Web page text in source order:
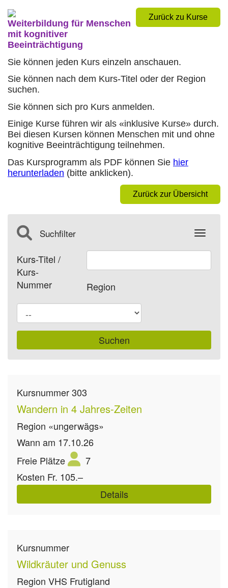
Zurück zu Kurse
Weiterbildung für Menschen
mit kognitiver
Beeinträchtigung
Sie können jeden Kurs einzeln anschauen.
Sie können nach dem Kurs-Titel oder der Region
suchen.
Sie können sich pro Kurs anmelden.
Einige Kurse führen wir als «inklusive Kurse» durch.
Bei diesen Kursen können Menschen mit und ohne
kognitive Beeinträchtigung teilnehmen.
Das Kursprogramm als PDF können Sie hier
herunterladen (bitte anklicken).
Zurück zur Übersicht
Suchfilter
Kurs-Titel /
Kurs-
Nummer
Region
Kursnummer303
Wandern in 4 Jahres-Zeiten
Region «ungerwägs»
Wann am 17.10.26
Freie Plätze
7
Kosten Fr. 105.–
Details
Kursnummer
Wildkräuter und Genuss
Region VHS Frutigland